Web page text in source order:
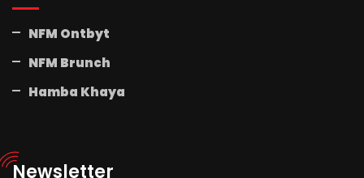
NFM Ontbyt
NFM Brunch
Hamba Khaya
Newsletter